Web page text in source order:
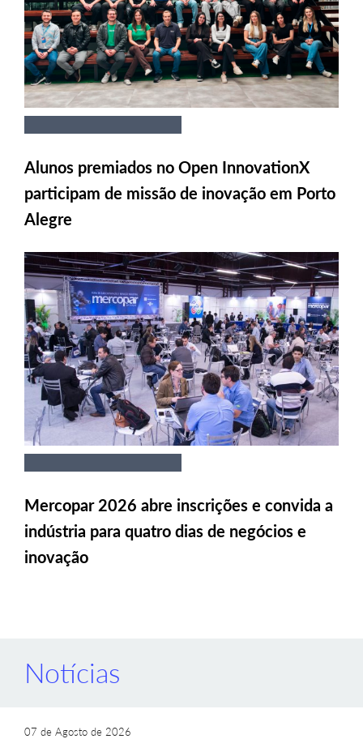
Alunos premiados no Open InnovationX
participam de missão de inovação em Porto
Alegre
Mercopar 2026 abre inscrições e convida a
indústria para quatro dias de negócios e
inovação
Notícias
07 de Agosto de 2026